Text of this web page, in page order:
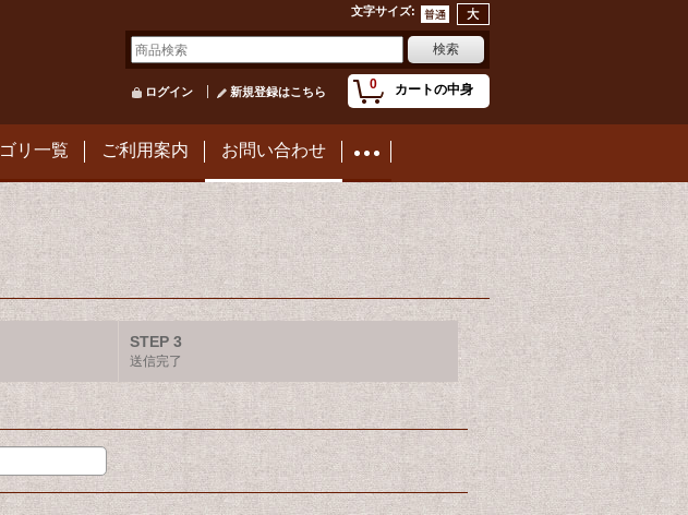
文字サイズ:
0 カートの中身
ログイン 新規登録はこちら
リ一覧 ご利用案内 お問い合わせ
STEP 3
送信完了